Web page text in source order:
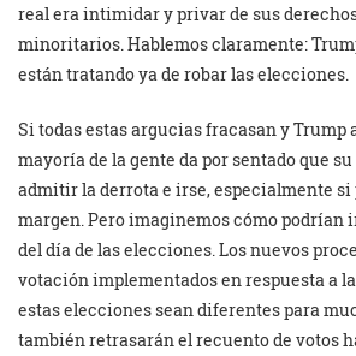
real era intimidar y privar de sus
minoritarios. Hablemos claramente:
están tratando ya de robar las elecciones.
Si todas estas argucias fracasan y Trump
mayoría de la gente da por sentado que
admitir la derrota e irse, especialmente
margen. Pero imaginemos cómo podrían
del día de las elecciones. Los nuevos
votación implementados en respuesta a
estas elecciones sean diferentes para
también retrasarán el recuento de votos